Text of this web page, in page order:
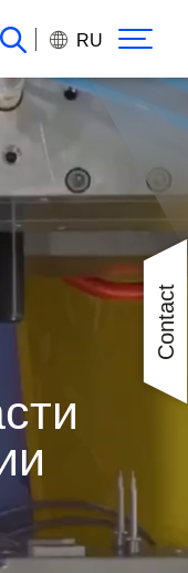
RU
Contact